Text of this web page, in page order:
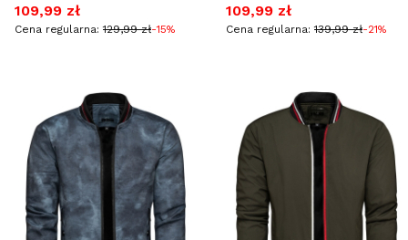
Cena promocyjna
109,99 zł
Cena regularna: 129,99 zł-15%
Cena promocyjna
109,99 zł
Cena regularna: 139,99 zł-21%